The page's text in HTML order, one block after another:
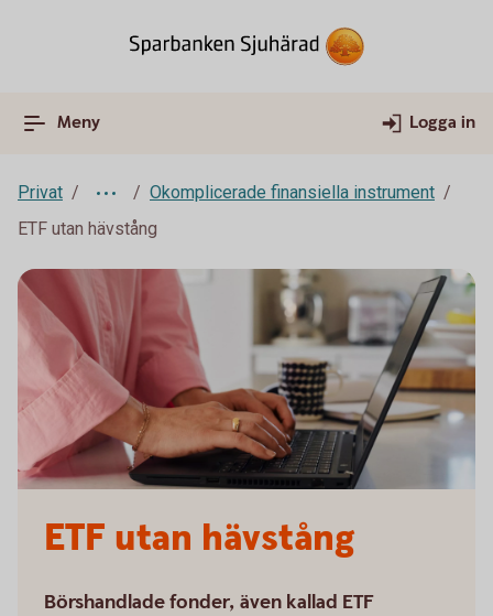
Meny Logga in
Privat
Okomplicerade finansiella instrument
ETF utan hävstång
ETF utan hävstång
Börshandlade fonder, även kallad ETF